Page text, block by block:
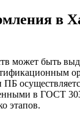
в
может быть
в ГОСТ
этапов.